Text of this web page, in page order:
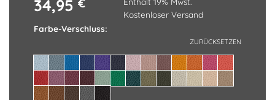
34,95 €
Kostenloser Versand
Farbe-Verschluss
ZURÜCKSETZEN